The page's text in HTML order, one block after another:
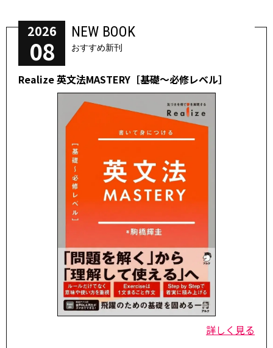
2026
08
NEW BOOK
おすすめ新刊
Realize 英文法MASTERY［基礎～必修レベル］
詳しく見る